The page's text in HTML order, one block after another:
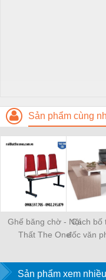
Sản phẩm cùng
Ghế băng chờ - Nội
Thất The One
Cách bố
đốc văn
Sản phẩm xem nhiều